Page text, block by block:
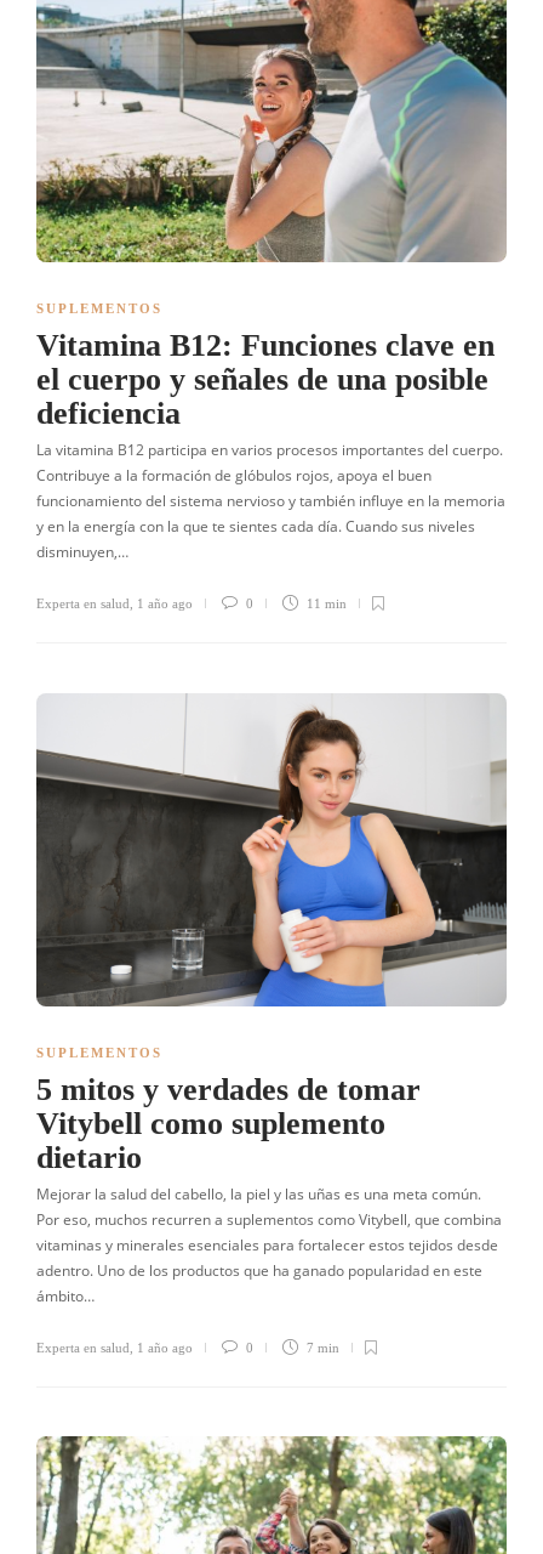
SUPLEMENTOS
Vitamina B12: Funciones clave en
el cuerpo y señales de una posible
deficiencia
La vitamina B12 participa en varios procesos importantes del cuerpo.
Contribuye a la formación de glóbulos rojos, apoya el buen
funcionamiento del sistema nervioso y también influye en la memoria
y en la energía con la que te sientes cada día. Cuando sus niveles
disminuyen,…
Experta en salud 1 año ago 0 11 min
SUPLEMENTOS
5 mitos y verdades de tomar
Vitybell como suplemento
dietario
Mejorar la salud del cabello, la piel y las uñas es una meta común.
Por eso, muchos recurren a suplementos como Vitybell, que combina
vitaminas y minerales esenciales para fortalecer estos tejidos desde
adentro. Uno de los productos que ha ganado popularidad en este
ámbito…
Experta en salud 1 año ago 0 7 min